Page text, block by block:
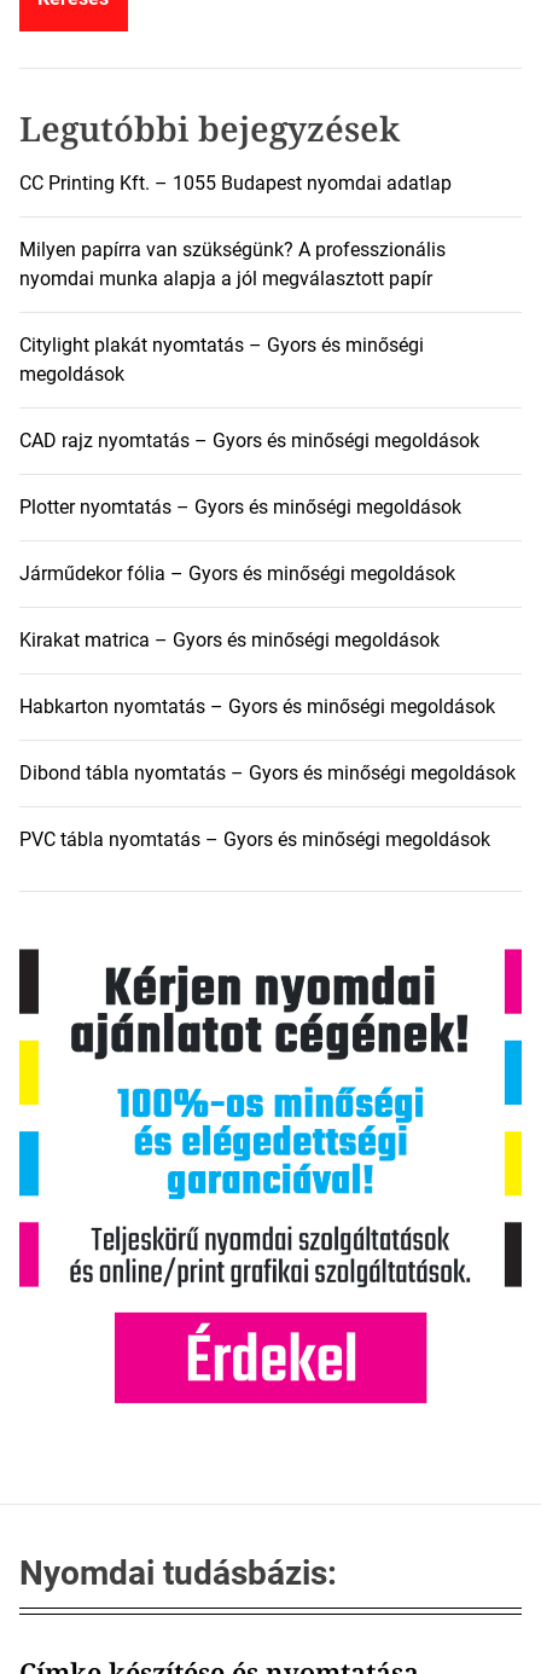
Legutóbbi bejegyzések
CC Printing Kft. – 1055 Budapest nyomdai adatlap
Milyen papírra van szükségünk? A professzionális
nyomdai munka alapja a jól megválasztott papír
Citylight plakát nyomtatás – Gyors és minőségi
megoldások
CAD rajz nyomtatás – Gyors és minőségi megoldások
Plotter nyomtatás – Gyors és minőségi megoldások
Járműdekor fólia – Gyors és minőségi megoldások
Kirakat matrica – Gyors és minőségi megoldások
Habkarton nyomtatás – Gyors és minőségi megoldások
Dibond tábla nyomtatás – Gyors és minőségi megoldások
PVC tábla nyomtatás – Gyors és minőségi megoldások
Nyomdai tudásbázis: